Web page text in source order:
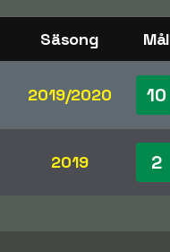
Säsong Mål
2019/2020 10
2019 2